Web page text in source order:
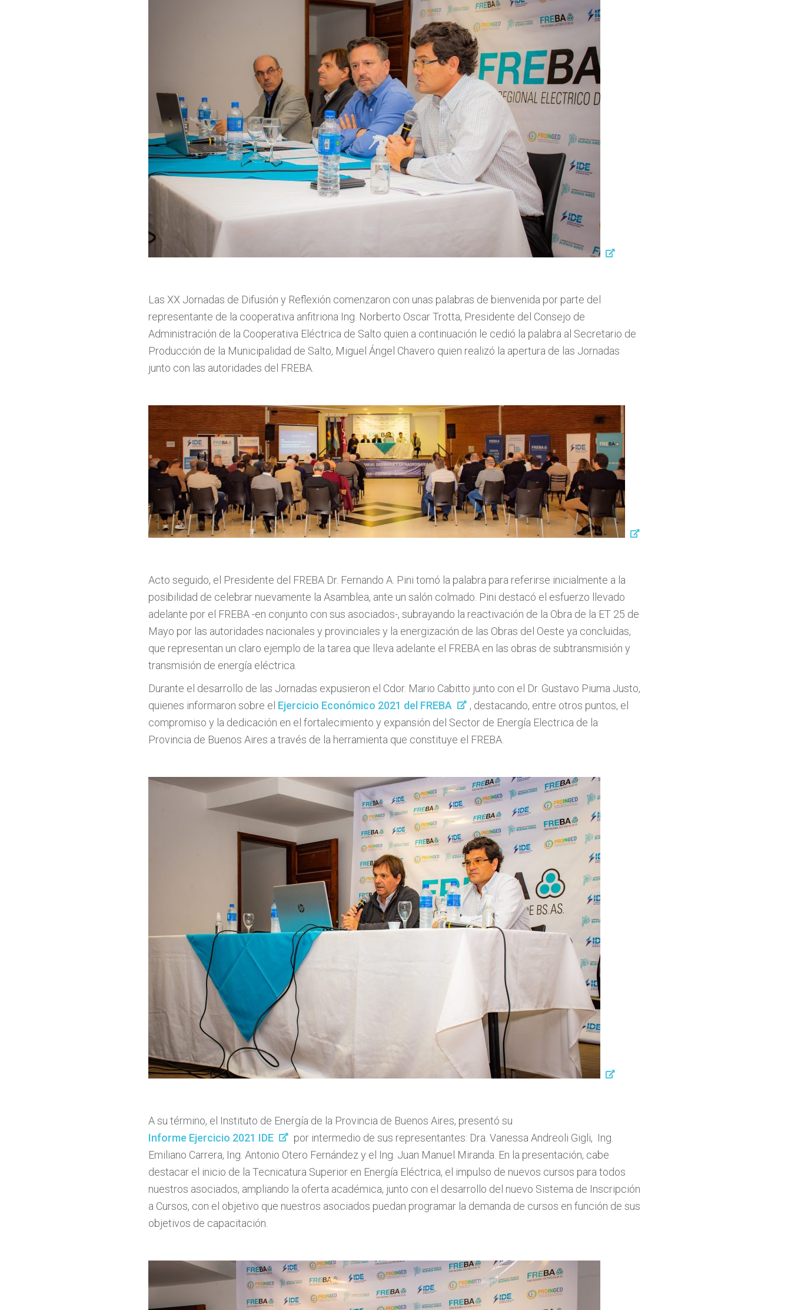
Las XX Jornadas de Difusión y Reflexión comenzaron con unas palabras de bienvenida por parte del
representante de la cooperativa anfitriona Ing. Norberto Oscar Trotta, Presidente del Consejo de
Administración de la Cooperativa Eléctrica de Salto quien a continuación le cedió la palabra al Secretario de
Producción de la Municipalidad de Salto, Miguel Ángel Chavero quien realizó la apertura de las Jornadas
junto con las autoridades del FREBA.
Acto seguido, el Presidente del FREBA Dr. Fernando A. Pini tomó la palabra para referirse inicialmente a la
posibilidad de celebrar nuevamente la Asamblea, ante un salón colmado. Pini destacó el esfuerzo llevado
adelante por el FREBA -en conjunto con sus asociados-, subrayando la reactivación de la Obra de la ET 25 de
Mayo por las autoridades nacionales y provinciales y la energización de las Obras del Oeste ya concluidas,
que representan un claro ejemplo de la tarea que lleva adelante el FREBA en las obras de subtransmisión y
transmisión de energía eléctrica.
Durante el desarrollo de las Jornadas expusieron el Cdor. Mario Cabitto junto con el Dr. Gustavo Piuma Justo,
quienes informaron sobre el Ejercicio Económico 2021 del FREBA
, destacando, entre otros puntos, el
compromiso y la dedicación en el fortalecimiento y expansión del Sector de Energía Electrica de la
Provincia de Buenos Aires a través de la herramienta que constituye el FREBA.
A su término, el Instituto de Energía de la Provincia de Buenos Aires, presentó su
Informe Ejercicio 2021 IDE
por intermedio de sus representantes: Dra. Vanessa Andreoli Gigli, Ing.
Emiliano Carrera, Ing. Antonio Otero Fernández y el Ing. Juan Manuel Miranda. En la presentación, cabe
destacar el inicio de la Tecnicatura Superior en Energía Eléctrica, el impulso de nuevos cursos para todos
nuestros asociados, ampliando la oferta académica, junto con el desarrollo del nuevo Sistema de Inscripción
a Cursos, con el objetivo que nuestros asociados puedan programar la demanda de cursos en función de sus
objetivos de capacitación.